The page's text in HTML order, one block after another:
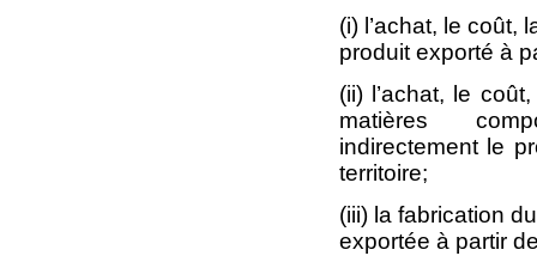
(i) l’achat, le coût,
produit exporté à
(ii) l’achat, le
matières
indirectement le
territoire;
(iii) la fabrication
exportée à partir